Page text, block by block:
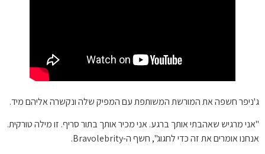
ג'ניפר חשפה את המורשת המשותפת עם המפיק שלה ונקשרה אליהם מיד.
"אני מרגיש שאהבתי אותך ברגע. אני מכיר אותך בתור סריף. זו מילה טורקית.
אנחנו אומרים את זה כדי לחגוג", חשף ה-Bravolebrity.